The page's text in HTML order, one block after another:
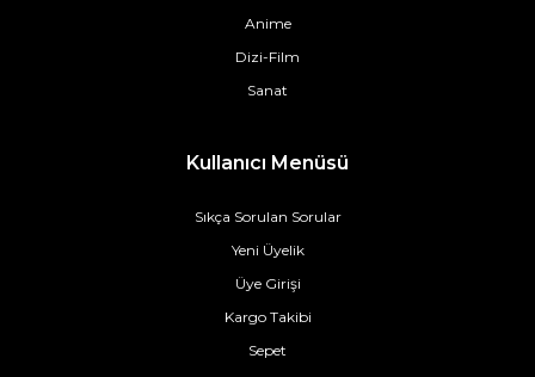
Anime
Dizi-Film
Sanat
Kullanıcı Menüsü
Sıkça Sorulan Sorular
Yeni Üyelik
Üye Girişi
Kargo Takibi
Sepet